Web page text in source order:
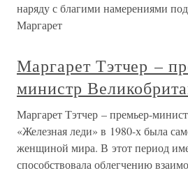
наряду с благими намерениями
Маргарет
Маргарет Тэтчер –
министр
Маргарет Тэтчер – премьер-
«Железная леди» в 1980-х была
женщиной мира. В этот период
способствовала облегчению